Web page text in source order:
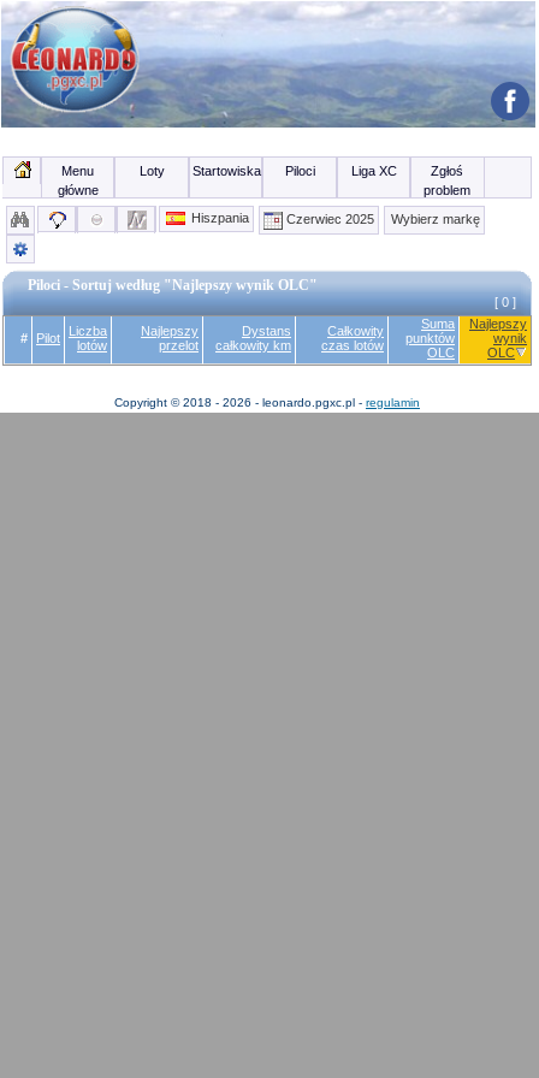
Menu
główne
Loty Startowiska Piloci Liga XC
Zgłoś
problem
Hiszpania
Czerwiec 2025 Wybierz markę
Piloci - Sortuj według "Najlepszy wynik OLC"
[ 0 ]
# Pilot
Liczba
lotów
Najlepszy
przelot
Dystans
całkowity km
Całkowity
czas lotów
Suma
punktów
OLC
Najlepszy
wynik
OLC
Copyright © 2018 - 2026 - leonardo.pgxc.pl - regulamin